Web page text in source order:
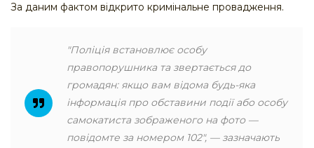
За даним фактом відкрито кримінальне провадження.
"Поліція встановлює особу
правопорушника та звертається до
громадян: якщо вам відома будь-яка
інформація про обставини події або особу
самокатиста зображеного на фото —
повідомте за номером 102", — зазначають